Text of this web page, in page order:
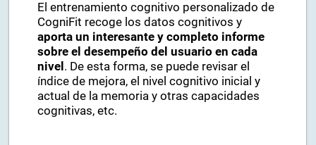
El entrenamiento cognitivo personalizado de
CogniFit recoge los datos cognitivos y
aporta un interesante y completo informe
sobre el desempeño del usuario en cada
nivel . De esta forma, se puede revisar el
índice de mejora, el nivel cognitivo inicial y
actual de la memoria y otras capacidades
cognitivas, etc.